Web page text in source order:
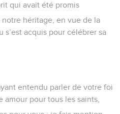
qui avait été promis
héritage, en vue de la
acquis pour célébrer sa
entendu parler de votre foi
amour pour tous les saints,